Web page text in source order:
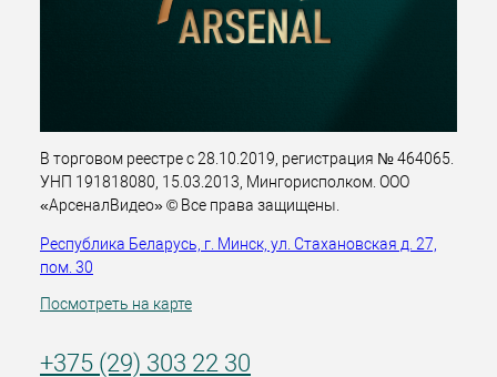
В торговом реестре с 28.10.2019, регистрация № 464065.
УНП 191818080, 15.03.2013, Мингорисполком. ООО
«АрсеналВидео» © Все права защищены.
Республика Беларусь, г. Минск, ул. Стахановская д. 27,
пом. 30
Посмотреть на карте
+375 (29) 303 22 30